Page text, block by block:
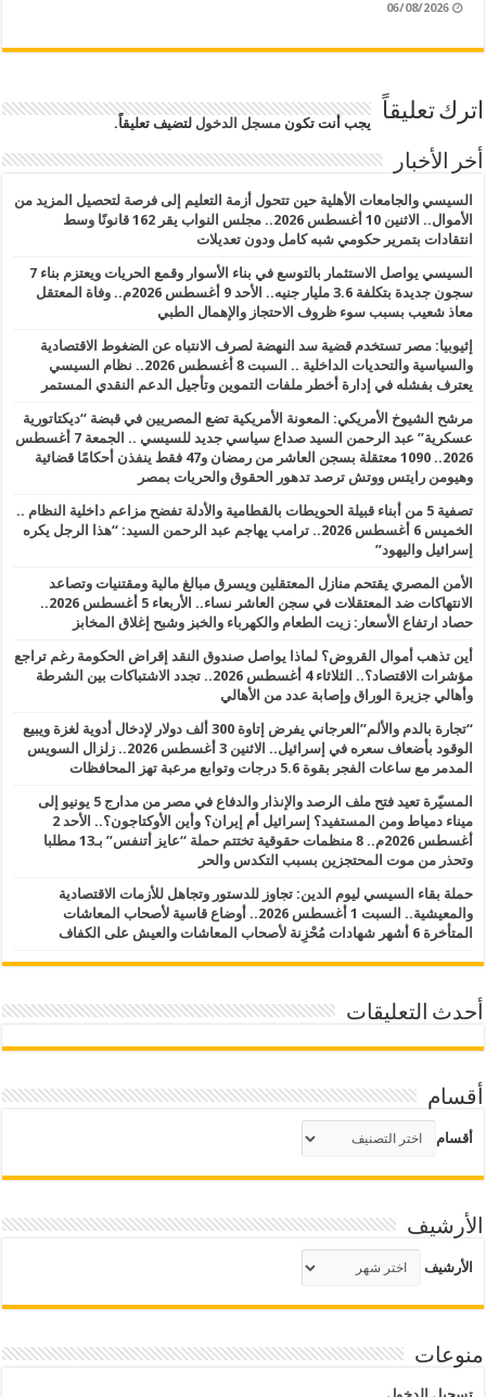
06/08/2026
اترك تعليقاً يجب أنت تكونمسجل الدخول لتضيف تعليقاً.
أخر الأخبار
السيسي والجامعات الأهلية حين تتحول أزمة التعليم إلى فرصة لتحصيل المزيد من
الأموال.. الاثنين 10 أغسطس 2026.. مجلس النواب يقر 162 قانونًا وسط
انتقادات بتمرير حكومي شبه كامل ودون تعديلات
السيسي يواصل الاستثمار بالتوسع في بناء الأسوار وقمع الحريات ويعتزم بناء 7
سجون جديدة بتكلفة 3.6 مليار جنيه.. الأحد 9 أغسطس 2026م.. وفاة المعتقل
معاذ شعيب بسبب سوء ظروف الاحتجاز والإهمال الطبي
إثيوبيا: مصر تستخدم قضية سد النهضة لصرف الانتباه عن الضغوط الاقتصادية
والسياسية والتحديات الداخلية .. السبت 8 أغسطس 2026.. نظام السيسي
يعترف بفشله في إدارة أخطر ملفات التموين وتأجيل الدعم النقدي المستمر
مرشح الشيوخ الأمريكي: المعونة الأمريكية تضع المصريين في قبضة “ديكتاتورية
عسكرية” عبد الرحمن السيد صداع سياسي جديد للسيسي .. الجمعة 7 أغسطس
2026.. 1090 معتقلة بسجن العاشر من رمضان و47 فقط ينفذن أحكامًا قضائية
وهيومن رايتس ووتش ترصد تدهور الحقوق والحريات بمصر
تصفية 5 من أبناء قبيلة الحويطات بالقطامية والأدلة تفضح مزاعم داخلية النظام ..
الخميس 6 أغسطس 2026.. ترامب يهاجم عبد الرحمن السيد: “هذا الرجل يكره
إسرائيل واليهود”
الأمن المصري يقتحم منازل المعتقلين ويسرق مبالغ مالية ومقتنيات وتصاعد
الانتهاكات ضد المعتقلات في سجن العاشر نساء.. الأربعاء 5 أغسطس 2026..
حصاد ارتفاع الأسعار: زيت الطعام والكهرباء والخبز وشبح إغلاق المخابز
أين تذهب أموال القروض؟ لماذا يواصل صندوق النقد إقراض الحكومة رغم تراجع
مؤشرات الاقتصاد؟.. الثلاثاء 4 أغسطس 2026.. تجدد الاشتباكات بين الشرطة
وأهالي جزيرة الوراق وإصابة عدد من الأهالي
“تجارة بالدم والألم”العرجاني يفرض إتاوة 300 ألف دولار لإدخال أدوية لغزة ويبيع
الوقود بأضعاف سعره في إسرائيل.. الاثنين 3 أغسطس 2026.. زلزال السويس
المدمر مع ساعات الفجر بقوة 5.6 درجات وتوابع مرعبة تهز المحافظات
المسيّرة تعيد فتح ملف الرصد والإنذار والدفاع في مصر من مدارج 5 يونيو إلى
ميناء دمياط ومن المستفيد؟ إسرائيل أم إيران؟ وأين الأوكتاجون؟.. الأحد 2
أغسطس 2026م.. 8 منظمات حقوقية تختتم حملة “عايز أتنفس” بـ13 مطلبا
وتحذر من موت المحتجزين بسبب التكدس والحر
حملة بقاء السيسي ليوم الدين: تجاوز للدستور وتجاهل للأزمات الاقتصادية
والمعيشية.. السبت 1 أغسطس 2026.. أوضاع قاسية لأصحاب المعاشات
المتأخرة 6 أشهر شهادات مُحْزِنة لأصحاب المعاشات والعيش على الكفاف
أحدث التعليقات
أقسام
أقسام
الأرشيف
الأرشيف
منوعات